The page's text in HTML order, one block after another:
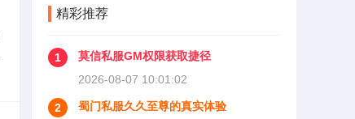
精彩推荐
1
莫信私服GM权限获取捷径
2026-08-07 10:01:02
2
蜀门私服久久至尊的真实体验